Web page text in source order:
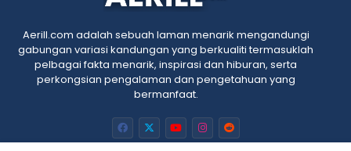
2011(45)
2010(5)
Aerill.com adalah sebuah laman menarik mengandungi
gabungan variasi kandungan yang berkualiti termasuklah
pelbagai fakta menarik, inspirasi dan hiburan, serta
perkongsian pengalaman dan pengetahuan yang
bermanfaat.